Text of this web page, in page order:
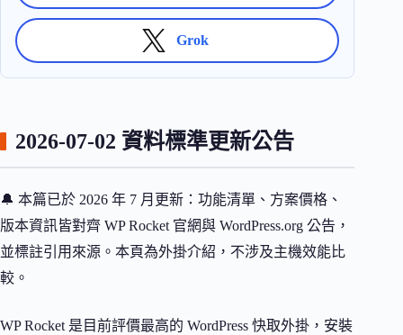
Grok
2026-07-02 資料標準更新公告
🔔 本篇已於 2026 年 7 月更新：功能清單、方案價格、
版本資訊皆對齊 WP Rocket 官網與 WordPress.org 公告，
並標註引用來源。本頁為外掛介紹，不涉及主機效能比
較。
WP Rocket 是目前評價最高的 WordPress 快取外掛，安裝